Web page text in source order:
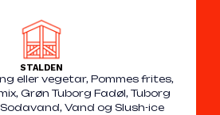
STALDEN
eller vegetar, Pommes frites,
Grøn Tuborg Fadøl, Tuborg
Vand og Slush-ice